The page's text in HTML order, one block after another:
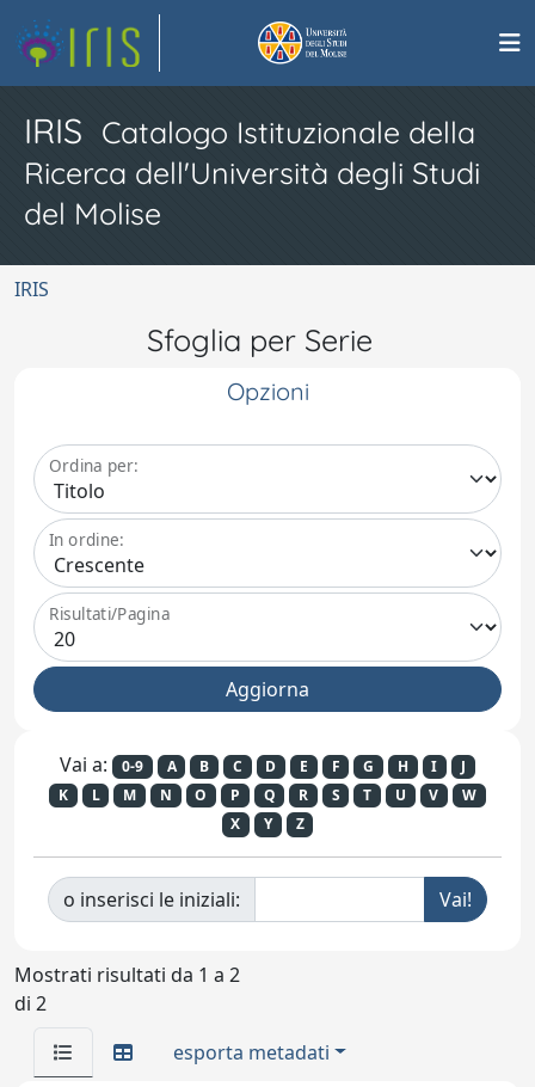
IRIS Catalogo Istituzionale della
Ricerca dell'Università degli Studi
del Molise
IRIS
Sfoglia per Serie
Opzioni
Ordina per:
In ordine:
Risultati/Pagina
Vai a: 0-9 A B C D E F G H I
J
K
L M N O P Q R S T U V
W
X
Y Z
o inserisci le iniziali:
Mostrati risultati da 1 a 2
di 2
esporta metadati